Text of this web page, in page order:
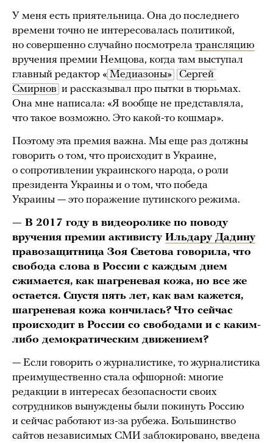
У меня есть приятельница. Она до последнего
времени точно не интересовалась политикой,
но совершенно случайно посмотрела трансляцию
вручения премии Немцова, когда там выступал
главный редактор « Медиазоны»
Сергей
Смирнов и рассказывал про пытки в тюрьмах.
Она мне написала: «Я вообще не представляла,
что такое возможно. Это какой-то кошмар».
Поэтому эта премия важна. Мы еще раз должны
говорить о том, что происходит в Украине,
о сопротивлении украинского народа, о роли
президента Украины и о том, что победа
Украины — это поражение путинского режима.
— В 2017 году в видеоролике по поводу
вручения премии активисту Ильдару Дадину
правозащитница Зоя Светова говорила, что
свобода слова в России с каждым днем
сжимается, как шагреневая кожа, но все же
остается. Спустя пять лет, как вам кажется,
шагреневая кожа кончилась? Что сейчас
происходит в России со свободами и с каким-
либо демократическим движением?
— Если говорить о журналистике, то журналистика
преимущественно стала офшорной: многие
редакции в интересах безопасности своих
сотрудников вынуждены были покинуть Россию
и сейчас работают из-за рубежа. Большинство
сайтов независимых СМИ заблокировано, введена